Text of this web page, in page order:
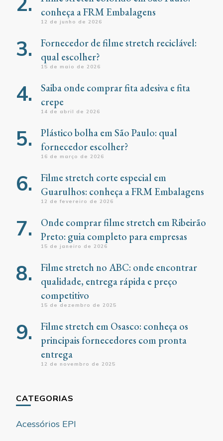
conheça a FRM Embalagens
12 de junho de 2026
Fornecedor de filme stretch reciclável:
qual escolher?
15 de maio de 2026
Saiba onde comprar fita adesiva e fita
crepe
14 de abril de 2026
Plástico bolha em São Paulo: qual
fornecedor escolher?
16 de março de 2026
Filme stretch corte especial em
Guarulhos: conheça a FRM Embalagens
12 de fevereiro de 2026
Onde comprar filme stretch em Ribeirão
Preto: guia completo para empresas
15 de janeiro de 2026
Filme stretch no ABC: onde encontrar
qualidade, entrega rápida e preço
competitivo
15 de dezembro de 2025
Filme stretch em Osasco: conheça os
principais fornecedores com pronta
entrega
12 de novembro de 2025
CATEGORIAS
Acessórios EPI